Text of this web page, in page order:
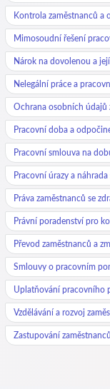
Kontrola zaměstnanců a
Mimosoudní řešení
Nárok na dovolenou a
Nelegální práce a
Ochrana osobních údajů
Pracovní doba a
Pracovní smlouva na
Pracovní úrazy a
Práva zaměstnanců se
Právní poradenství pro
Převod zaměstnanců a
Smlouvy o pracovním
Uplatňování pracovního
Vzdělávání a rozvoj
Zastupování